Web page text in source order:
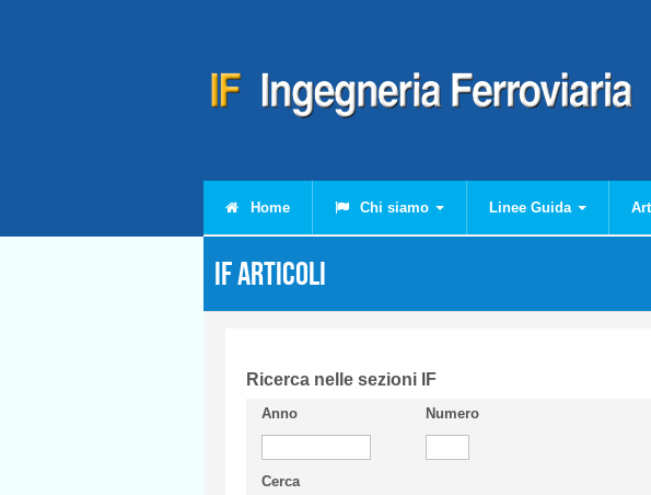
Home Chi siamo Linee Guida
IF Articoli
Ricerca nelle sezioni IF
Anno Numero
Cerca